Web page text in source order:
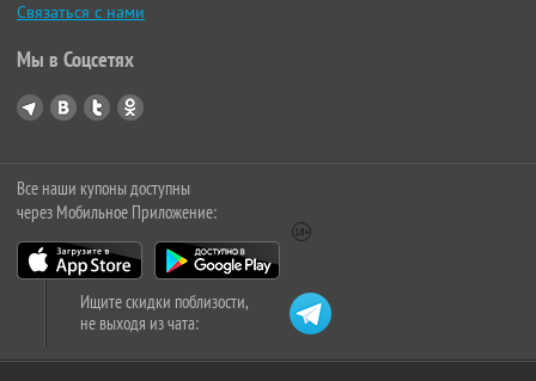
Связаться с нами
Мы в Соцсетях
Все наши купоны доступны
через Мобильное Приложение:
Ищите скидки поблизости,
не выходя из чата: